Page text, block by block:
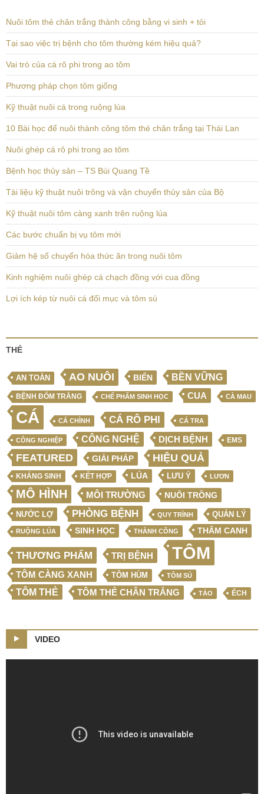
Nuôi tôm thẻ chân trắng thành công bằng vi sinh + tỏi
Tại sao việc trị bệnh cho tôm thường kém hiệu quả?
Vai trò của cá rô phi trong ao tôm
Phương pháp chọn tôm giống
Kỹ thuật nuôi cá trong ruộng lúa
10 Bài học để nuôi thành công tôm thẻ chân trắng tại Thái Lan
Nuôi ghép cá rô phi trong ao tôm
Bệnh học thủy sản – TS Bùi Quang Tề
Tài liệu kỹ thuật nuôi trông và vận chuyển thủy sản của Bộ
Kỹ thuật nuôi tôm càng xanh trên ruộng lúa
Các bước chuẩn bị vụ tôm mới
Giảm hệ số chuyển hóa thức ăn trong nuôi tôm
Kinh nghiệm nuôi ghép cá chạch đồng với cua đồng
Lợi ích kép từ nuôi cá đối mục và tôm sú
THẺ
AN TOÀN AO NUÔI BIỂN BỀN VỮNG
BỆNH ĐỐM TRẮNG CHẾ PHẨM SINH HỌC CUA CÀ MAU
CÁ CÁ CHÌNH CÁ RÔ PHI CÁ TRA
CÔNG NGHIỆP CÔNG NGHỆ DỊCH BỆNH EMS
FEATURED GIẢI PHÁP HIỆU QUẢ
KHÁNG SINH KẾT HỢP LÚA LƯU Ý LƯƠN
MÔ HÌNH MÔI TRƯỜNG NUÔI TRỒNG
NƯỚC LỢ PHÒNG BỆNH QUY TRÌNH QUẢN LÝ
RUỘNG LÚA SINH HỌC THÀNH CÔNG THÂM CANH
THƯƠNG PHẨM TRỊ BỆNH TÔM
TÔM CÀNG XANH TÔM HÙM TÔM SÚ
TÔM THẺ TÔM THẺ CHÂN TRẮNG TẢO ẾCH
VIDEO